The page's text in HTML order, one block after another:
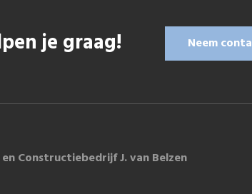
je graag! Neem
en Constructiebedrijf J. van Belzen